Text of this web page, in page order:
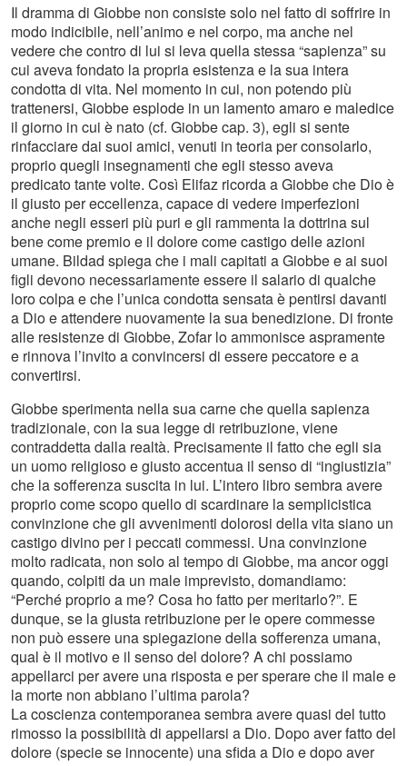
Il dramma di Giobbe non consiste solo nel fatto di soffrire in
modo indicibile, nell’animo e nel corpo, ma anche nel
vedere che contro di lui si leva quella stessa “sapienza” su
cui aveva fondato la propria esistenza e la sua intera
condotta di vita. Nel momento in cui, non potendo più
trattenersi, Giobbe esplode in un lamento amaro e maledice
il giorno in cui è nato (cf. Giobbe cap. 3), egli si sente
rinfacciare dai suoi amici, venuti in teoria per consolarlo,
proprio quegli insegnamenti che egli stesso aveva
predicato tante volte. Così Elifaz ricorda a Giobbe che Dio è
il giusto per eccellenza, capace di vedere imperfezioni
anche negli esseri più puri e gli rammenta la dottrina sul
bene come premio e il dolore come castigo delle azioni
umane. Bildad spiega che i mali capitati a Giobbe e ai suoi
figli devono necessariamente essere il salario di qualche
loro colpa e che l’unica condotta sensata è pentirsi davanti
a Dio e attendere nuovamente la sua benedizione. Di fronte
alle resistenze di Giobbe, Zofar lo ammonisce aspramente
e rinnova l’invito a convincersi di essere peccatore e a
convertirsi.
Giobbe sperimenta nella sua carne che quella sapienza
tradizionale, con la sua legge di retribuzione, viene
contraddetta dalla realtà. Precisamente il fatto che egli sia
un uomo religioso e giusto accentua il senso di “ingiustizia”
che la sofferenza suscita in lui. L’intero libro sembra avere
proprio come scopo quello di scardinare la semplicistica
convinzione che gli avvenimenti dolorosi della vita siano un
castigo divino per i peccati commessi. Una convinzione
molto radicata, non solo al tempo di Giobbe, ma ancor oggi
quando, colpiti da un male imprevisto, domandiamo:
“Perché proprio a me? Cosa ho fatto per meritarlo?”. E
dunque, se la giusta retribuzione per le opere commesse
non può essere una spiegazione della sofferenza umana,
qual è il motivo e il senso del dolore? A chi possiamo
appellarci per avere una risposta e per sperare che il male e
la morte non abbiano l’ultima parola?
La coscienza contemporanea sembra avere quasi del tutto
rimosso la possibilità di appellarsi a Dio. Dopo aver fatto del
dolore (specie se innocente) una sfida a Dio e dopo aver